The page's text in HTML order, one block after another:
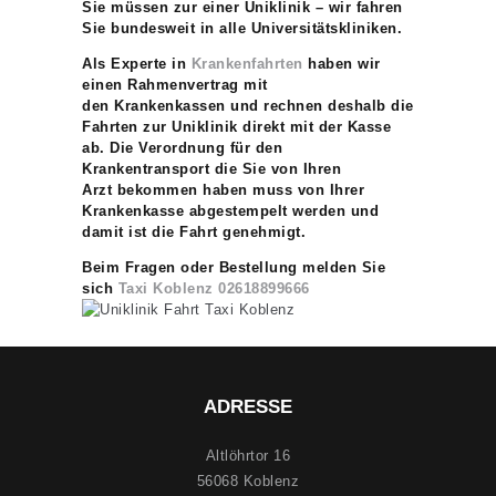
Sie müssen zur einer Uniklinik – wir fahren
Sie bundesweit in alle Universitätskliniken.
Als Experte in Krankenfahrten haben wir
einen Rahmenvertrag mit
den Krankenkassen und rechnen deshalb die
Fahrten zur Uniklinik direkt mit der Kasse
ab. Die Verordnung für den
Krankentransport die Sie von Ihren
Arzt bekommen haben muss von Ihrer
Krankenkasse abgestempelt werden und
damit ist die Fahrt genehmigt.
Beim Fragen oder Bestellung melden Sie
sich Taxi Koblenz 02618899666
ADRESSE
Altlöhrtor 16
56068 Koblenz